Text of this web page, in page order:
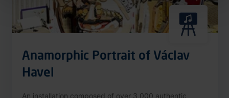
Anamorphic Portrait of Václav
Havel
An installation composed of over 3,000 authentic